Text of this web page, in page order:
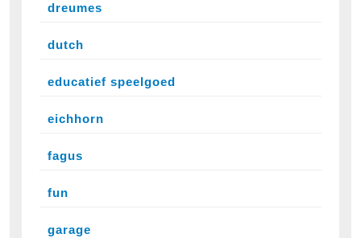
dreumes
dutch
educatief speelgoed
eichhorn
fagus
fun
garage